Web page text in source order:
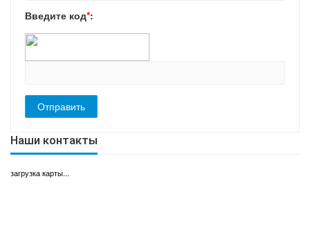
Введите код*:
Наши контакты
загрузка карты...